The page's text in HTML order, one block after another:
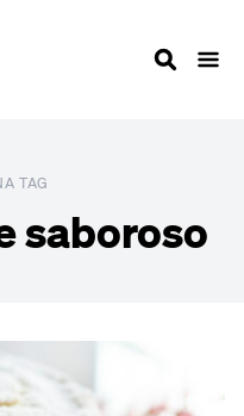
TAG
saboroso